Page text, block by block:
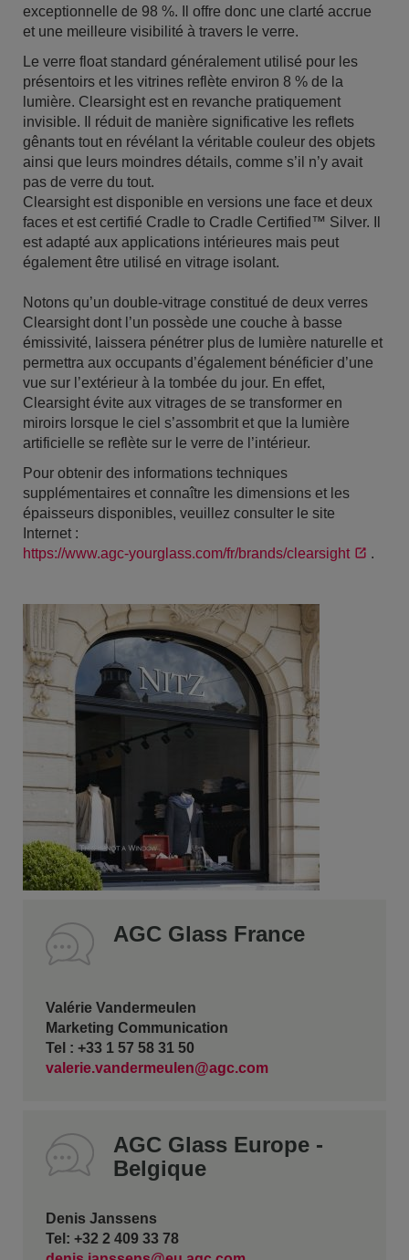
exceptionnelle de 98 %. Il offre donc une clarté accrue
et une meilleure visibilité à travers le verre.
Le verre float standard généralement utilisé pour les
présentoirs et les vitrines reflète environ 8 % de la
lumière. Clearsight est en revanche pratiquement
invisible. Il réduit de manière significative les reflets
gênants tout en révélant la véritable couleur des objets
ainsi que leurs moindres détails, comme s’il n’y avait
pas de verre du tout.
Clearsight est disponible en versions une face et deux
faces et est certifié Cradle to Cradle Certified™ Silver. Il
est adapté aux applications intérieures mais peut
également être utilisé en vitrage isolant.
Notons qu’un double-vitrage constitué de deux verres
Clearsight dont l’un possède une couche à basse
émissivité, laissera pénétrer plus de lumière naturelle et
permettra aux occupants d’également bénéficier d’une
vue sur l’extérieur à la tombée du jour. En effet,
Clearsight évite aux vitrages de se transformer en
miroirs lorsque le ciel s’assombrit et que la lumière
artificielle se reflète sur le verre de l’intérieur.
Pour obtenir des informations techniques
supplémentaires et connaître les dimensions et les
épaisseurs disponibles, veuillez consulter le site
Internet :
https://www.agc-yourglass.com/fr/brands/clearsight
.
AGC Glass France
Valérie Vandermeulen
Marketing Communication
Tel : +33 1 57 58 31 50
valerie.vandermeulen@agc.com
AGC Glass Europe -
Belgique
Denis Janssens
Tel: +32 2 409 33 78